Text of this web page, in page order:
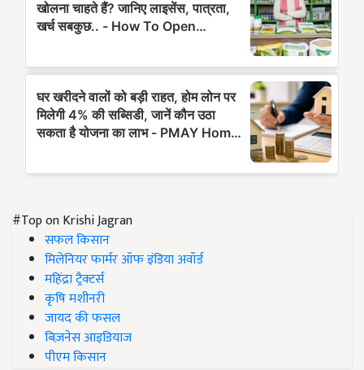
#Top on Krishi Jagran
सफल किसान
मिलेनियर फार्मर ऑफ इंडिया अवॉर्ड
महिंद्रा ट्रैक्टर्स
कृषि मशीनरी
जायद की फसल
बिज़नेस आइडियाज
पीएम किसान